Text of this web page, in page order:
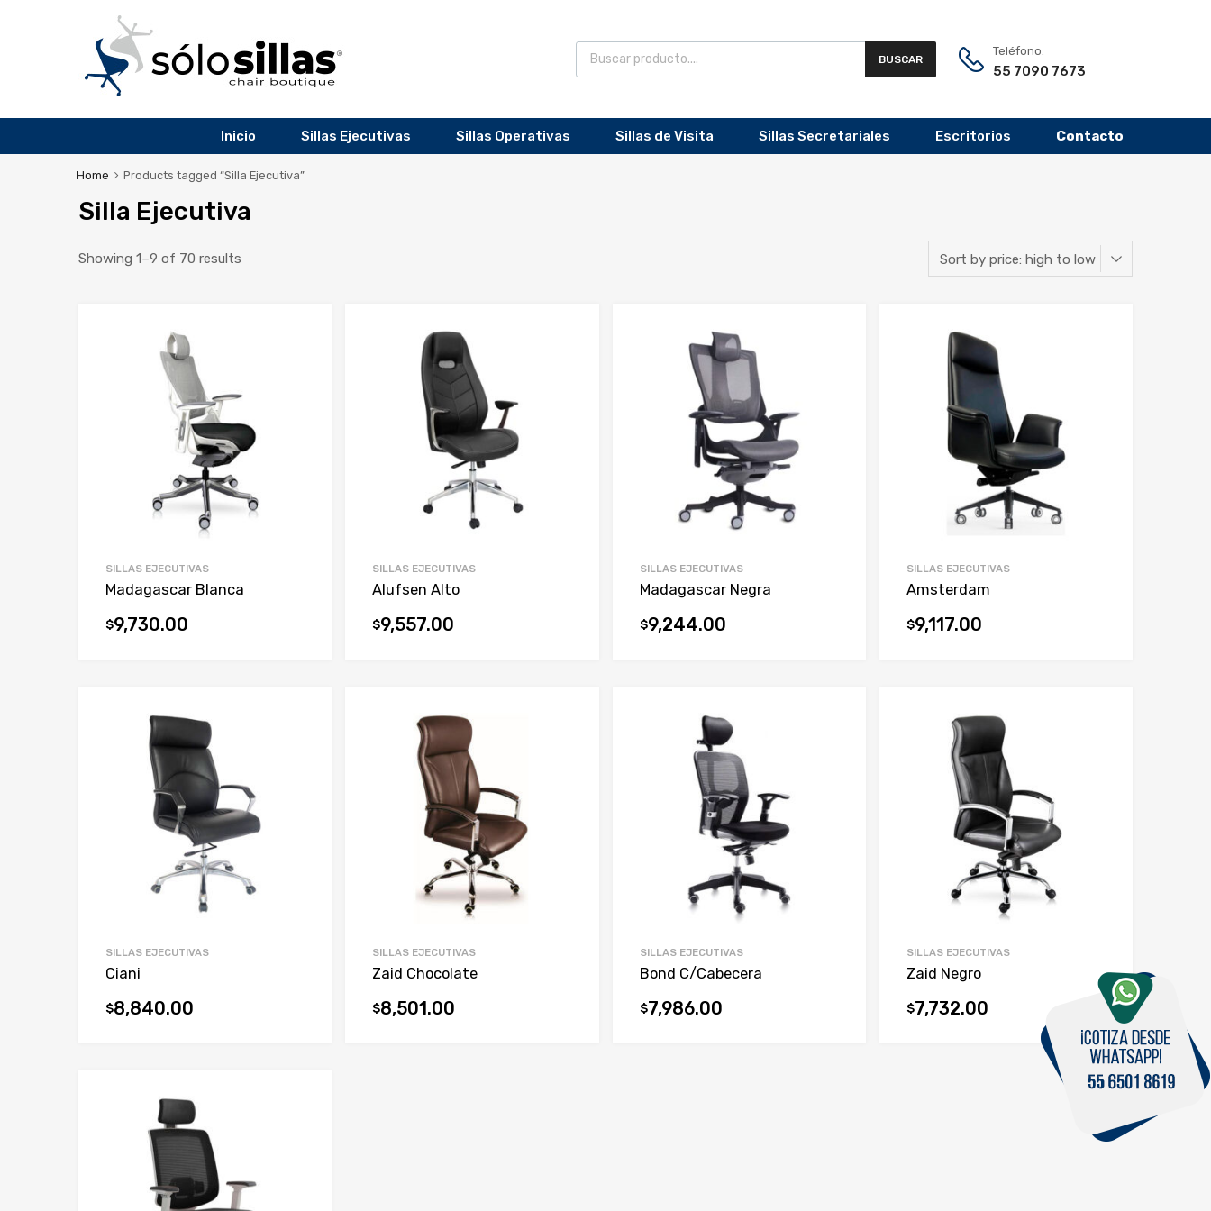
BUSCAR
Teléfono:
55 7090 7673
Inicio Sillas Ejecutivas Sillas Operativas Sillas de Visita Sillas Secretariales Escritorios Contacto
Home Products tagged “Silla Ejecutiva”
Silla Ejecutiva
Showing 1–9 of 70 results
SILLAS EJECUTIVAS
Madagascar Blanca
$9,730.00
SILLAS EJECUTIVAS
Alufsen Alto
$9,557.00
SILLAS EJECUTIVAS
Madagascar Negra
$9,244.00
SILLAS EJECUTIVAS
Amsterdam
$9,117.00
SILLAS EJECUTIVAS
Ciani
$8,840.00
SILLAS EJECUTIVAS
Zaid Chocolate
$8,501.00
SILLAS EJECUTIVAS
Bond C/Cabecera
$7,986.00
SILLAS EJECUTIVAS
Zaid Negro
$7,732.00